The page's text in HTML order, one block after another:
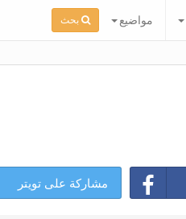
مواضيع بحث
مشاركة على تويتر